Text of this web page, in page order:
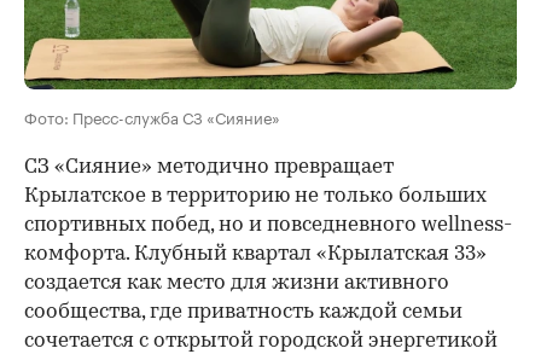
Фото: Пресс-служба СЗ «Сияние»
СЗ «Сияние» методично превращает
Крылатское в территорию не только больших
спортивных побед, но и повседневного wellness-
комфорта. Клубный квартал «Крылатская 33»
создается как место для жизни активного
сообщества, где приватность каждой семьи
сочетается с открытой городской энергетикой